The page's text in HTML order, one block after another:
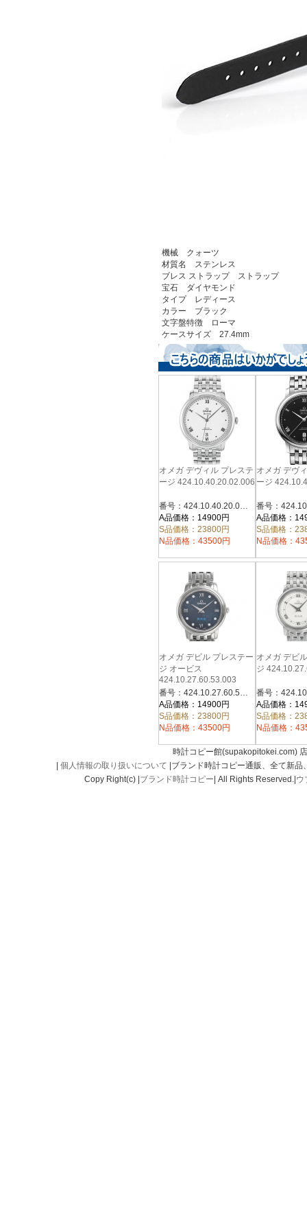
機械 クォーツ
材質名 ステンレス
ブレス ストラップ ストラップ
宝石 ダイヤモンド
タイプ レディース
カラー ブラック
文字盤特徴 ローマ
ケースサイズ 27.4mm
オメガ デヴィル プレステ
ージ 424.10.40.20.02.006
番号：424.10.40.20.02.006
A品価格：14900円
S品価格：23800円
N品価格：43500円
オメガ デヴ
ージ
A品価格：
S品価格：
N品価格：
オメガ デビル プレステー
ジ オービス
424.10.27.60.53.003
番号：424.10.27.60.53.003
A品価格：14900円
S品価格：23800円
N品価格：43500円
オメガ デビ
ジ
A品価格：
S品価格：
N品価格：
時計コピー館(supakopitokei.com)
個人情報の取り扱いについて |ブランド時計コピー通販、全て新
Copy Right(c) | ブランド時計コピー | All Rights Reserved.| ウ